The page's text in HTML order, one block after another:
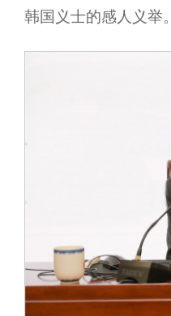
韩国义士的感人义举。